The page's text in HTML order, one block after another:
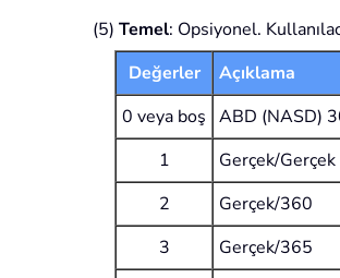
(5) Temel: Opsiyonel.
Değerler
Açıklama
0 veya boş ABD (NASD)
1
Gerçek/Gerçek
2
Gerçek/360
3
Gerçek/365